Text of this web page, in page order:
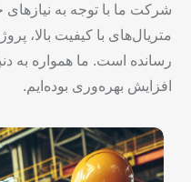
شرکت ما با توجه به نیازهای
متریال‌های با کیفیت بالا،
رسانده است. ما همواره به
افزایش بهره‌وری بوده‌ایم.